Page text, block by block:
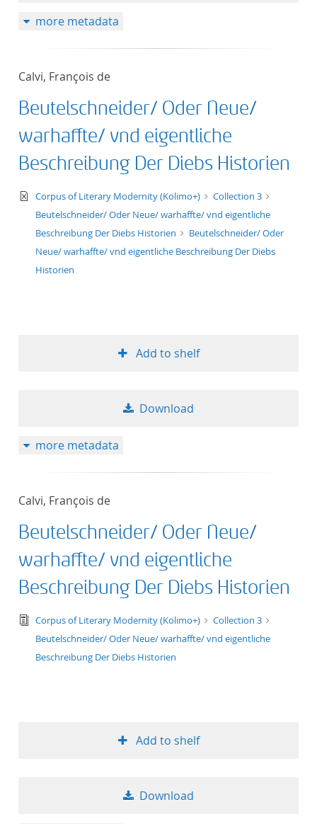
more metadata
Calvi, François de
Beutelschneider/ Oder Neue/
warhaffte/ vnd eigentliche
Beschreibung Der Diebs Historien
text/xml
Corpus of Literary Modernity (Kolimo+)
Collection 3
Beutelschneider/ Oder Neue/ warhaffte/ vnd eigentliche
Beschreibung Der Diebs Historien
Beutelschneider/ Oder
Neue/ warhaffte/ vnd eigentliche Beschreibung Der Diebs
Historien
Add to shelf
Download
more metadata
Calvi, François de
Beutelschneider/ Oder Neue/
warhaffte/ vnd eigentliche
Beschreibung Der Diebs Historien
text/tg.edition+tg.aggregation+xml
Corpus of Literary Modernity (Kolimo+)
Collection 3
Beutelschneider/ Oder Neue/ warhaffte/ vnd eigentliche
Beschreibung Der Diebs Historien
Add to shelf
Download